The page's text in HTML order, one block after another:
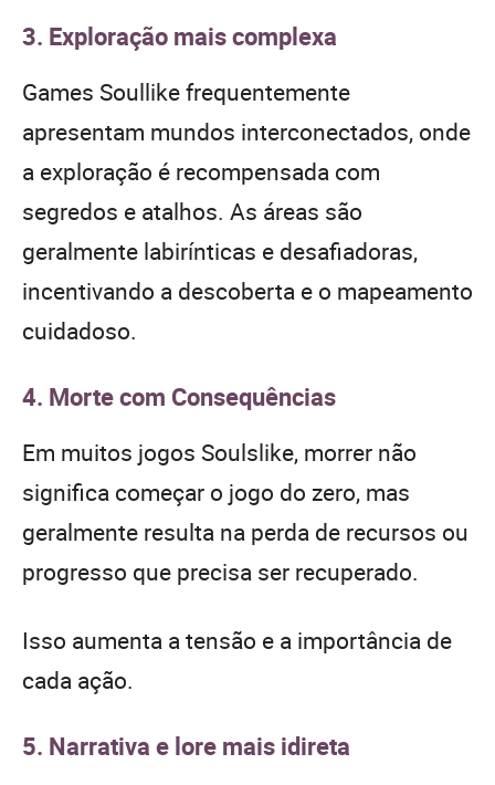
3. Exploração mais complexa
Games Soullike frequentemente
apresentam mundos interconectados, onde
a exploração é recompensada com
segredos e atalhos. As áreas são
geralmente labirínticas e desafiadoras,
incentivando a descoberta e o mapeamento
cuidadoso.
4. Morte com Consequências
Em muitos jogos Soulslike, morrer não
significa começar o jogo do zero, mas
geralmente resulta na perda de recursos ou
progresso que precisa ser recuperado.
Isso aumenta a tensão e a importância de
cada ação.
5. Narrativa e lore mais idireta